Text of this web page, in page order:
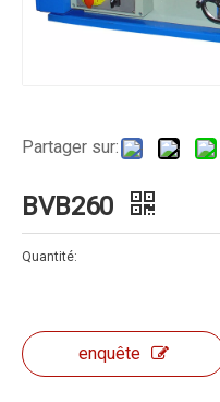
Partager sur:
BVB260
Quantité:
enquête